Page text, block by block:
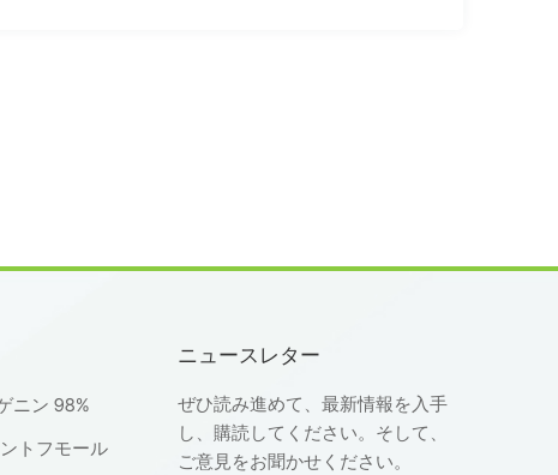
ニン 98%
トフモール
ニュースレター
ぜひ読み進めて、最新情報を入手
し、購読してください。そして、
ご意見をお聞かせください。